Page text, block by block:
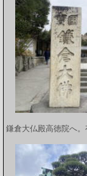
鎌倉大仏殿高徳院へ